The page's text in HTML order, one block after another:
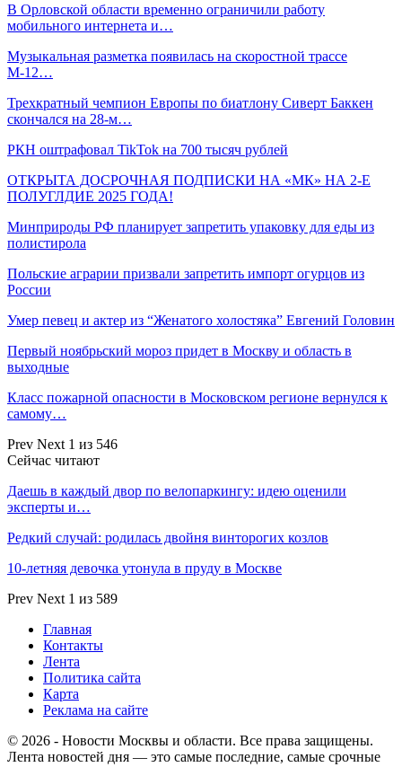
В Орловской области временно ограничили работу
мобильного интернета и…
Музыкальная разметка появилась на скоростной трассе
М-12…
Трехкратный чемпион Европы по биатлону Сиверт Баккен
скончался на 28-м…
РКН оштрафовал TikTok на 700 тысяч рублей
ОТКРЫТА ДОСРОЧНАЯ ПОДПИСКИ НА «МК» НА 2-Е
ПОЛУГЛДИЕ 2025 ГОДА!
Минприроды РФ планирует запретить упаковку для еды из
полистирола
Польские аграрии призвали запретить импорт огурцов из
России
Умер певец и актер из “Женатого холостяка” Евгений Головин
Первый ноябрьский мороз придет в Москву и область в
выходные
Класс пожарной опасности в Московском регионе вернулся к
самому…
Prev Next 1 из 546
Сейчас читают
Даешь в каждый двор по велопаркингу: идею оценили
эксперты и…
Редкий случай: родилась двойня винторогих козлов
10-летняя девочка утонула в пруду в Москве
Prev Next 1 из 589
Главная
Контакты
Лента
Политика сайта
Карта
Реклама на сайте
© 2026 - Новости Москвы и области. Все права защищены.
Лента новостей дня — это самые последние, самые срочные